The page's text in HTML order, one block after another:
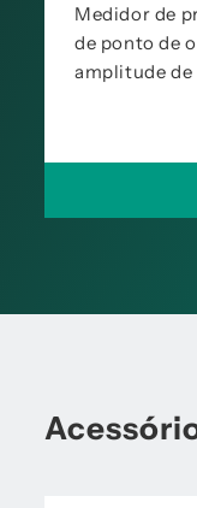
Medidor de
de ponto de
amplitude de